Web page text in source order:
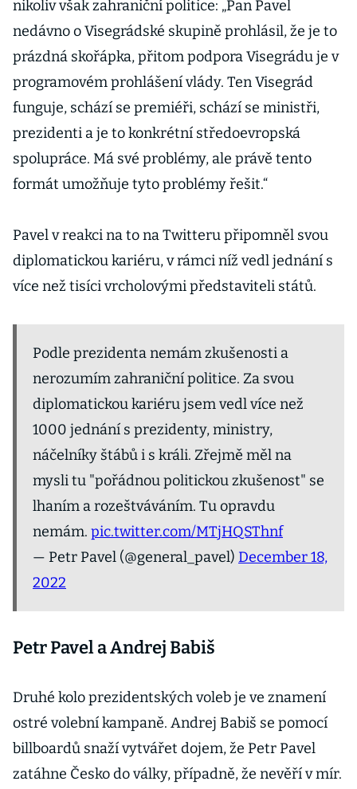
nikoliv však zahraniční politice: „Pan Pavel
nedávno o Visegrádské skupině prohlásil, že je to
prázdná skořápka, přitom podpora Visegrádu je v
programovém prohlášení vlády. Ten Visegrád
funguje, schází se premiéři, schází se ministři,
prezidenti a je to konkrétní středoevropská
spolupráce. Má své problémy, ale právě tento
formát umožňuje tyto problémy řešit.“
Pavel v reakci na to na Twitteru připomněl svou
diplomatickou kariéru, v rámci níž vedl jednání s
více než tisíci vrcholovými představiteli států.
Podle prezidenta nemám zkušenosti a
nerozumím zahraniční politice. Za svou
diplomatickou kariéru jsem vedl více než
1000 jednání s prezidenty, ministry,
náčelníky štábů i s králi. Zřejmě měl na
mysli tu "pořádnou politickou zkušenost" se
lhaním a rozeštváváním. Tu opravdu
nemám. pic.twitter.com/MTjHQSThnf
— Petr Pavel (@general_pavel) December 18,
2022
Petr Pavel a Andrej Babiš
Druhé kolo prezidentských voleb je ve znamení
ostré volební kampaně. Andrej Babiš se pomocí
billboardů snaží vytvářet dojem, že Petr Pavel
zatáhne Česko do války, případně, že nevěří v mír.